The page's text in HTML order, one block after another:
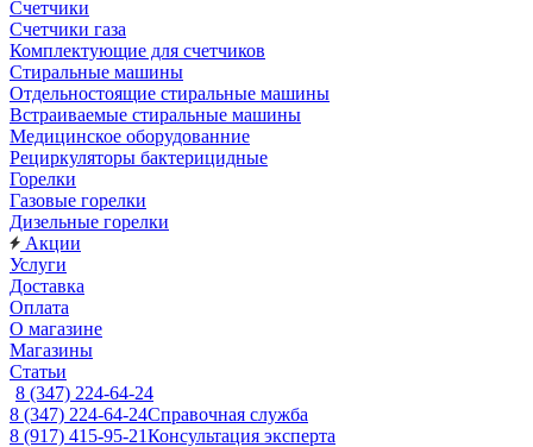
Счетчики
Счетчики газа
Комплектующие для счетчиков
Стиральные машины
Отдельностоящие стиральные машины
Встраиваемые стиральные машины
Медицинское оборудованние
Рециркуляторы бактерицидные
Горелки
Газовые горелки
Дизельные горелки
Акции
Услуги
Доставка
Оплата
О магазине
Магазины
Статьи
8 (347) 224-64-24
8 (347) 224-64-24Справочная служба
8 (917) 415-95-21Консультация эксперта